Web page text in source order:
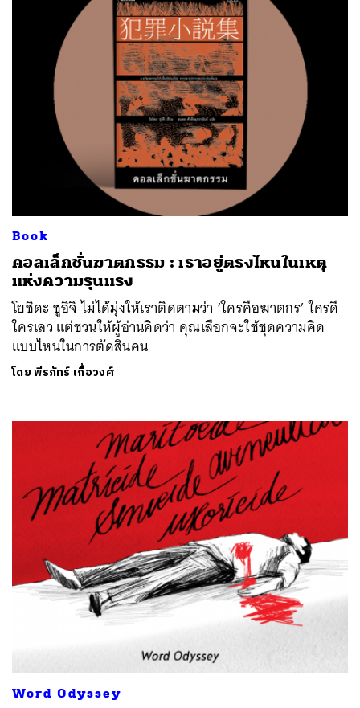
Book
คอลเล็กชั่นฆาตกรรม : เราอยู่ตรงไหนในเหตุ
แห่งความรุนแรง
โยชิดะ ชูอิจิ ไม่ได้มุ่งให้เราติดตามว่า ‘ใครคือฆาตกร’ ใครดี
ใครเลว แต่ชวนให้ผู้อ่านคิดว่า คุณเลือกจะใช้ชุดความคิด
แบบไหนในการตัดสินคน
โดยพีรภัทร์ เกื้อวงศ์
Word Odyssey